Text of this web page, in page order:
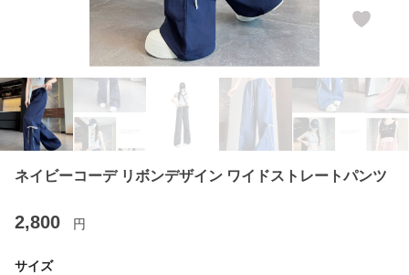
ネイビーコーデ リボンデザイン ワイドストレートパンツ
2,800 円
サイズ